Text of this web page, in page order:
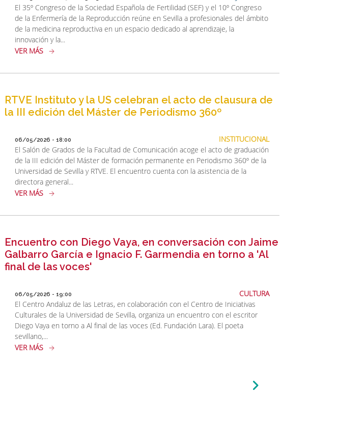
El 35º Congreso de la Sociedad Española de Fertilidad (SEF) y el 10º Congreso
de la Enfermería de la Reproducción reúne en Sevilla a profesionales del ámbito
de la medicina reproductiva en un espacio dedicado al aprendizaje, la
innovación y la...
VER MÁS
RTVE Instituto y la US celebran el acto de clausura de
la III edición del Máster de Periodismo 360º
06/05/2026 - 18:00
INSTITUCIONAL
El Salón de Grados de la Facultad de Comunicación acoge el acto de graduación
de la III edición del Máster de formación permanente en Periodismo 360º de la
Universidad de Sevilla y RTVE. El encuentro cuenta con la asistencia de la
directora general...
VER MÁS
Encuentro con Diego Vaya, en conversación con Jaime
Galbarro García e Ignacio F. Garmendia en torno a 'Al
final de las voces'
06/05/2026 - 19:00
CULTURA
El Centro Andaluz de las Letras, en colaboración con el Centro de Iniciativas
Culturales de la Universidad de Sevilla, organiza un encuentro con el escritor
Diego Vaya en torno a Al final de las voces (Ed. Fundación Lara). El poeta
sevillano,...
VER MÁS